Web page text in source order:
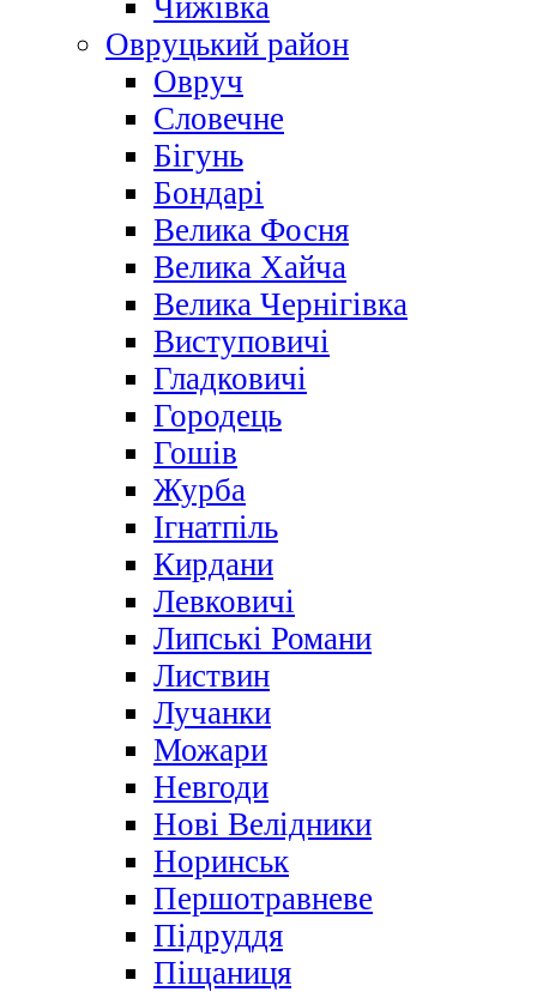
Чижівка
Овруцький район
Овруч
Словечне
Бігунь
Бондарі
Велика Фосня
Велика Хайча
Велика Чернігівка
Виступовичі
Гладковичі
Городець
Гошів
Журба
Ігнатпіль
Кирдани
Левковичі
Липські Романи
Листвин
Лучанки
Можари
Невгоди
Нові Велідники
Норинськ
Першотравневе
Підруддя
Піщаниця